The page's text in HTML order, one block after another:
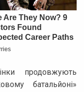
продовжують
батальйоні»